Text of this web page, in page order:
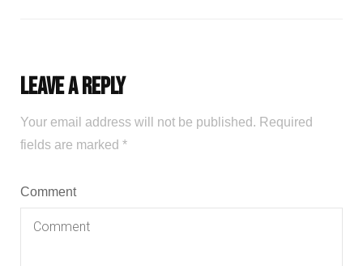
Leave a Reply
Your email address will not be published. Required
fields are marked *
Comment